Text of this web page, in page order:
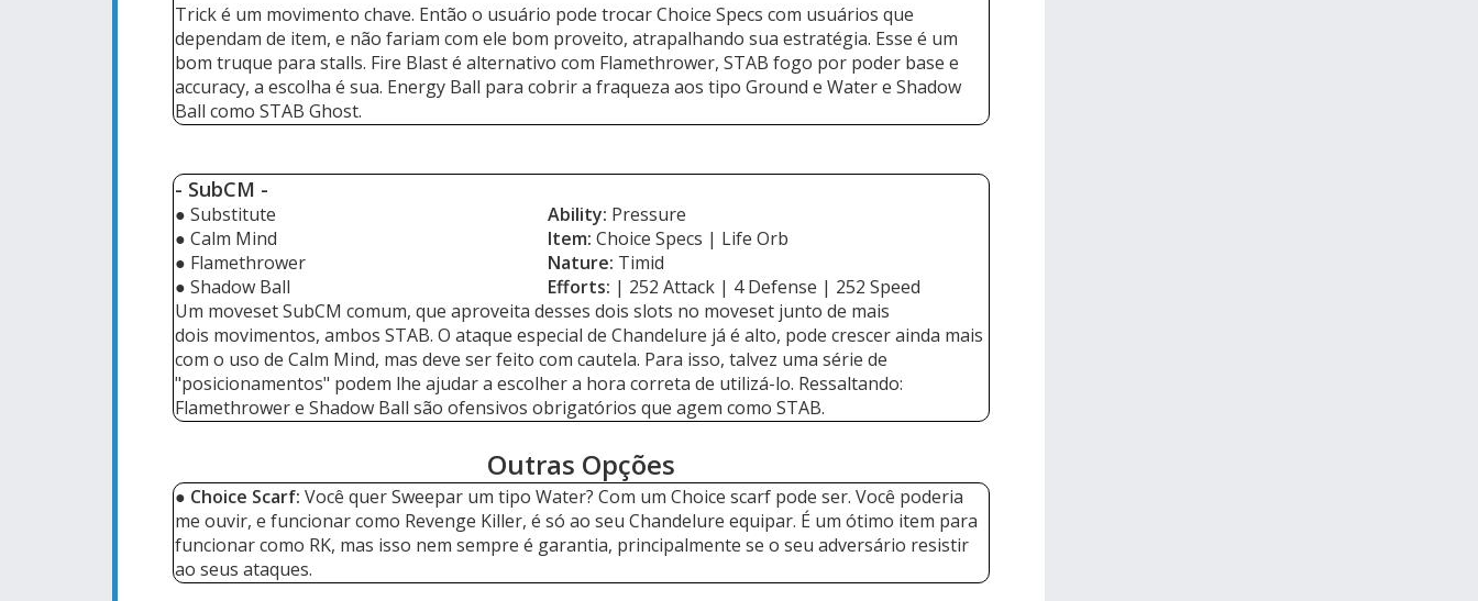
Trick é um movimento chave. Então o usuário pode trocar Choice Specs com usuários que
dependam de item, e não fariam com ele bom proveito, atrapalhando sua estratégia. Esse é um
bom truque para stalls. Fire Blast é alternativo com Flamethrower, STAB fogo por poder base e
accuracy, a escolha é sua. Energy Ball para cobrir a fraqueza aos tipo Ground e Water e Shadow
Ball como STAB Ghost.
- SubCM -
● Substitute
● Calm Mind
● Flamethrower
● Shadow Ball
Ability: Pressure
Item: Choice Specs | Life Orb
Nature: Timid
Efforts: | 252 Attack | 4 Defense | 252 Speed
Um moveset SubCM comum, que aproveita desses dois slots no moveset junto de mais
dois movimentos, ambos STAB. O ataque especial de Chandelure já é alto, pode crescer ainda mais
com o uso de Calm Mind, mas deve ser feito com cautela. Para isso, talvez uma série de
"posicionamentos" podem lhe ajudar a escolher a hora correta de utilizá-lo. Ressaltando:
Flamethrower e Shadow Ball são ofensivos obrigatórios que agem como STAB.
Outras Opções
● Choice Scarf: Você quer Sweepar um tipo Water? Com um Choice scarf pode ser. Você poderia
me ouvir, e funcionar como Revenge Killer, é só ao seu Chandelure equipar. É um ótimo item para
funcionar como RK, mas isso nem sempre é garantia, principalmente se o seu adversário resistir
ao seus ataques.